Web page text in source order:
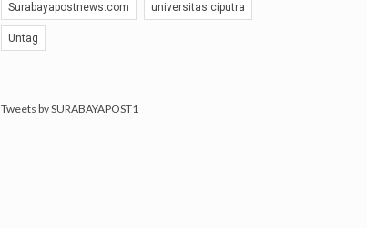
Surabayapostnews.com universitas ciputra
Untag
Tweets by SURABAYAPOST1